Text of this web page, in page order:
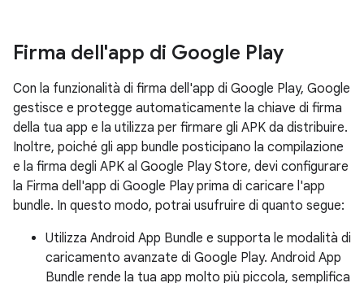
Firma dell'app di Google Play
Con la funzionalità di firma dell'app di Google Play, Google
gestisce e protegge automaticamente la chiave di firma
della tua app e la utilizza per firmare gli APK da distribuire.
Inoltre, poiché gli app bundle posticipano la compilazione
e la firma degli APK al Google Play Store, devi configurare
la Firma dell'app di Google Play prima di caricare l'app
bundle. In questo modo, potrai usufruire di quanto segue:
Utilizza Android App Bundle e supporta le modalità di
caricamento avanzate di Google Play. Android App
Bundle rende la tua app molto più piccola, semplifica